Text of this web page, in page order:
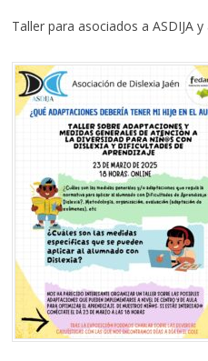
Taller para asociados a ASDIJA y